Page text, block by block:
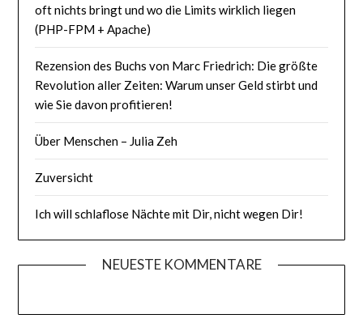
oft nichts bringt und wo die Limits wirklich liegen
(PHP-FPM + Apache)
Rezension des Buchs von Marc Friedrich: Die größte
Revolution aller Zeiten: Warum unser Geld stirbt und
wie Sie davon profitieren!
Über Menschen – Julia Zeh
Zuversicht
Ich will schlaflose Nächte mit Dir, nicht wegen Dir!
NEUESTE KOMMENTARE